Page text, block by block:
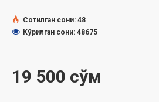
19 500 сўм
Сотилган сони: 48
Кўрилган сони: 48675